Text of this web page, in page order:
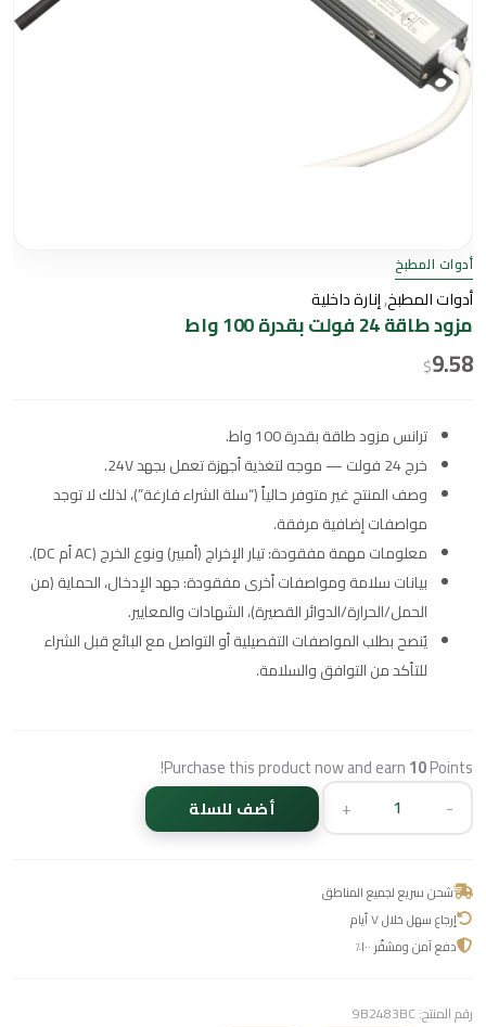
أدوات المطبخ
أدوات المطبخ,إنارة داخلية
مزود طاقة 24 فولت بقدرة 100 واط
$9.58
ترانس مزود طاقة بقدرة 100 واط.
خرج 24 فولت — موجه لتغذية أجهزة تعمل بجهد 24V.
وصف المنتج غير متوفر حالياً (“سلة الشراء فارغة”)، لذلك لا توجد
مواصفات إضافية مرفقة.
معلومات مهمة مفقودة: تيار الإخراج (أمبير) ونوع الخرج (AC أم DC).
بيانات سلامة ومواصفات أخرى مفقودة: جهد الإدخال، الحماية (من
الحمل/الحرارة/الدوائر القصيرة)، الشهادات والمعايير.
يُنصح بطلب المواصفات التفصيلية أو التواصل مع البائع قبل الشراء
للتأكد من التوافق والسلامة.
Purchase this product now and earn10Points!
-
+ أضف للسلة
شحن سريع لجميع المناطق
إرجاع سهل خلال ٧ أيام
دفع آمن ومشفّر ١٠٠٪
رقم المنتج:9B2483BC